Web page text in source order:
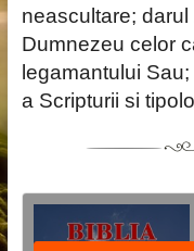
neascultare; darul
Dumnezeu celor
legamantului
a Scripturii si